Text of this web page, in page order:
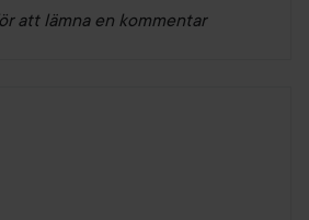
att lämna en kommentar
5 år